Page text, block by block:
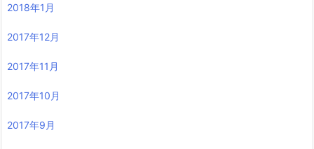
2018年1月
2017年12月
2017年11月
2017年10月
2017年9月